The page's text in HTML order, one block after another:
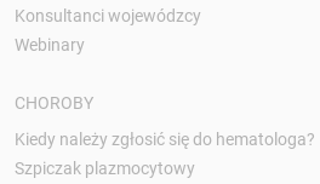
Konsultanci wojewódzcy
Webinary
CHOROBY
Kiedy należy zgłosić się do hematologa?
Szpiczak plazmocytowy